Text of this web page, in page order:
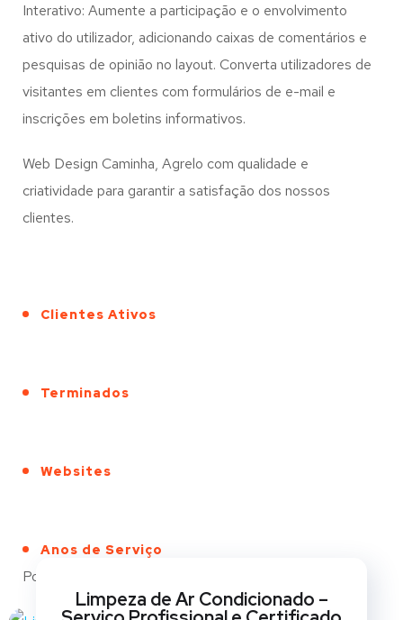
Interativo: Aumente a participação e o envolvimento
ativo do utilizador, adicionando caixas de comentários e
pesquisas de opinião no layout. Converta utilizadores de
visitantes em clientes com formulários de e-mail e
inscrições em boletins informativos.
Web Design Caminha, Agrelo com qualidade e
criatividade para garantir a satisfação dos nossos
clientes.
Clientes Ativos
Terminados
Websites
Anos de Serviço
Portfólio
Limpeza de Ar Condicionado –